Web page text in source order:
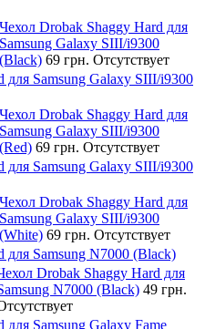
Чехол Drobak Shaggy Hard для
Samsung Galaxy SIII/i9300
(Black) 69 грн. Отсутствует
для Samsung Galaxy SIII/i9300
Чехол Drobak Shaggy Hard для
Samsung Galaxy SIII/i9300
(Red) 69 грн. Отсутствует
для Samsung Galaxy SIII/i9300
Чехол Drobak Shaggy Hard для
Samsung Galaxy SIII/i9300
(White) 69 грн. Отсутствует
для Samsung N7000 (Black)
Drobak Shaggy Hard для
N7000 (Black) 49 грн.
Samsung Galaxy Fame